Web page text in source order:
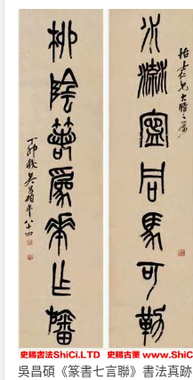
吳昌碩《篆書七言聯》書法真跡